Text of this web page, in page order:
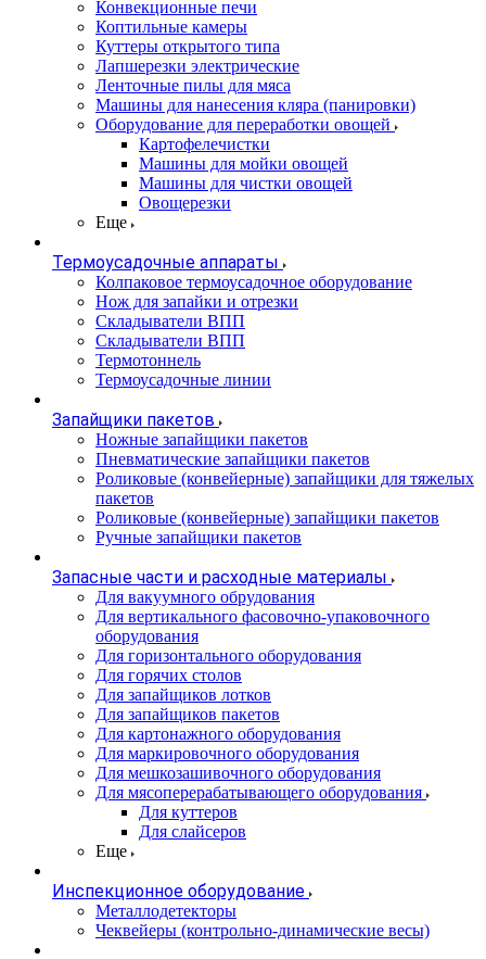
Конвекционные печи
Коптильные камеры
Куттеры открытого типа
Лапшерезки электрические
Ленточные пилы для мяса
Машины для нанесения кляра (панировки)
Оборудование для переработки овощей
Картофелечистки
Машины для мойки овощей
Машины для чистки овощей
Овощерезки
Еще
Термоусадочные аппараты
Колпаковое термоусадочное оборудование
Нож для запайки и отрезки
Складыватели ВПП
Складыватели ВПП
Термотоннель
Термоусадочные линии
Запайщики пакетов
Ножные запайщики пакетов
Пневматические запайщики пакетов
Роликовые (конвейерные) запайщики для тяжелых
пакетов
Роликовые (конвейерные) запайщики пакетов
Ручные запайщики пакетов
Запасные части и расходные материалы
Для вакуумного обрудования
Для вертикального фасовочно-упаковочного
оборудования
Для горизонтального оборудования
Для горячих столов
Для запайщиков лотков
Для запайщиков пакетов
Для картонажного оборудования
Для маркировочного оборудования
Для мешкозашивочного оборудования
Для мясоперерабатывающего оборудования
Для куттеров
Для слайсеров
Еще
Инспекционное оборудование
Металлодетекторы
Чеквейеры (контрольно-динамические весы)